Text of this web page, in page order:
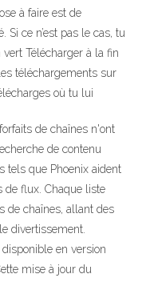
à faire est de
Si ce n’est pas le cas, tu
Télécharger à la fin
téléchargements sur
où tu lui
de chaînes n'ont
de contenu
tels que Phoenix aident
de flux. Chaque liste
de chaînes, allant des
divertissement.
en version
mise à jour du